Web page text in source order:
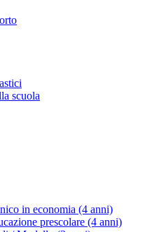
scuola
in economia (4 anni)
prescolare (4 anni)